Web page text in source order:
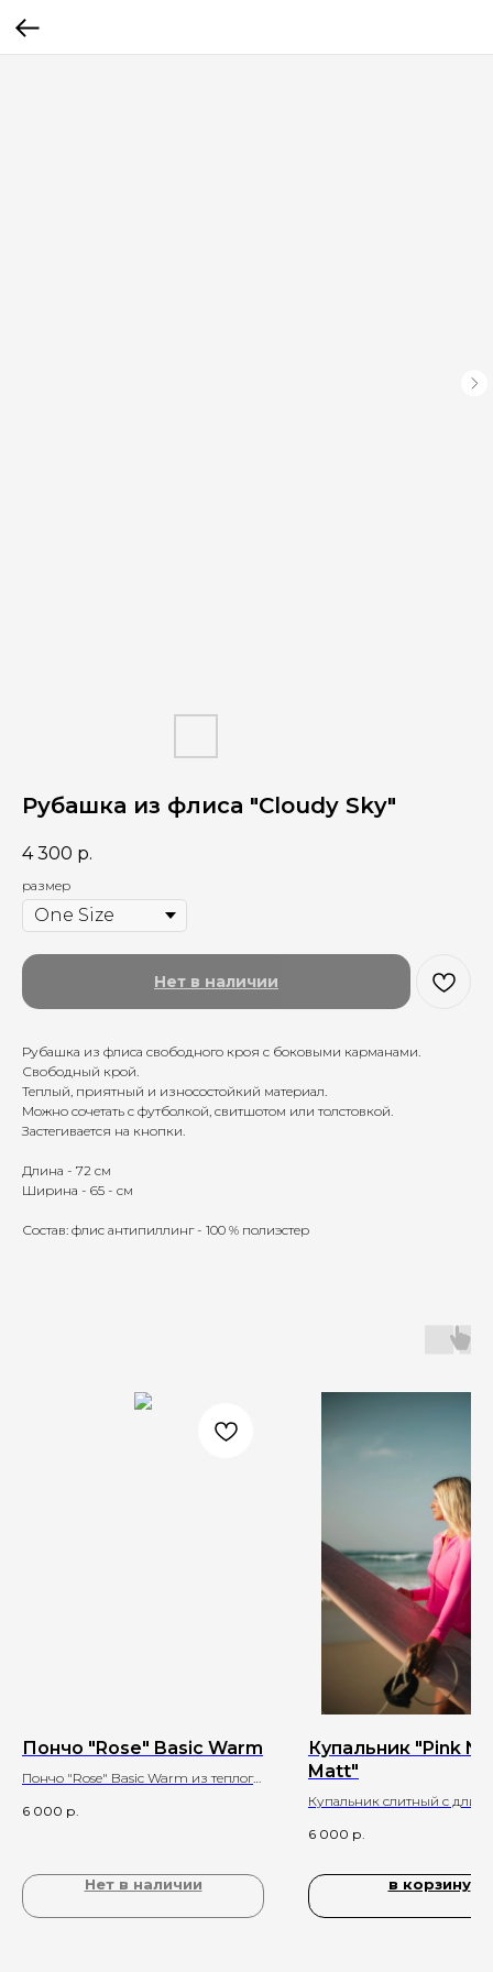
Рубашка из флиса "Cloudy Sky"
4 300 р.
размер
Нет в наличии
Рубашка из флиса свободного кроя с боковыми карманами.
Свободный крой.
Теплый, приятный и износостойкий материал.
Можно сочетать с футболкой, свитшотом или толстовкой.
Застегивается на кнопки.
Длина - 72 см
Ширина - 65 - см
Состав: флис антипиллинг - 100 % полиэстер
Пончо "Rose" Basic Warm
Пончо "Rose" Basic Warm из теплого
6 000 р.
Нет в наличии
Купальник "Pink
Matt"
Купальник слитный с
6 000 р.
в корзину